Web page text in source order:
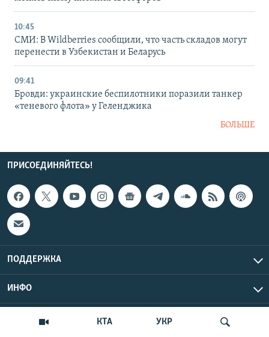
КТА УКР
10:45
СМИ: В Wildberries сообщили, что часть складов могут
перенести в Узбекистан и Беларусь
09:41
Бровди: украинские беспилотники поразили танкер
«теневого флота» у Геленджика
БОЛЬШЕ
ПРИСОЕДИНЯЙТЕСЬ!
ПОДДЕРЖКА
ИНФО
Copyright Крым.Реалии, 2026 | Все права защищены.
UTC+3